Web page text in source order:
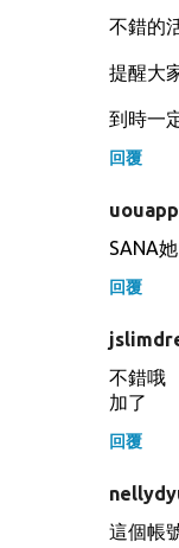
不錯的
提醒大
到時一
回覆
SANA她
回覆
不錯哦
加了
回覆
這個帳